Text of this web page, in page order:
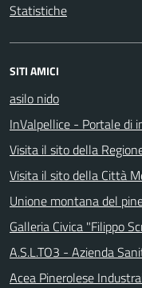
Statistiche
SITI AMICI
asilo nido
InValpellice - Portale di
Visita il sito della
Visita il sito della Città
Unione montana del
Galleria Civica "Filippo
A.S.L.TO3 - Azienda
Acea Pinerolese